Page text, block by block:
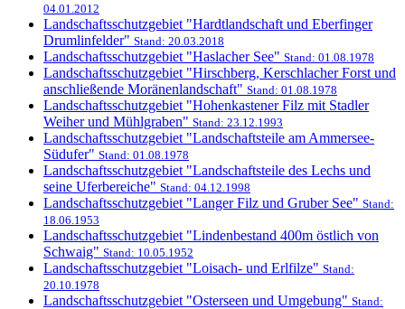
04.01.2012
Landschaftsschutzgebiet "Hardtlandschaft und Eberfinger
Drumlinfelder" Stand: 20.03.2018
Landschaftsschutzgebiet "Haslacher See" Stand: 01.08.1978
Landschaftsschutzgebiet "Hirschberg, Kerschlacher Forst und
anschließende Moränenlandschaft" Stand: 01.08.1978
Landschaftsschutzgebiet "Hohenkastener Filz mit Stadler
Weiher und Mühlgraben" Stand: 23.12.1993
Landschaftsschutzgebiet "Landschaftsteile am Ammersee-
Südufer" Stand: 01.08.1978
Landschaftsschutzgebiet "Landschaftsteile des Lechs und
seine Uferbereiche" Stand: 04.12.1998
Landschaftsschutzgebiet "Langer Filz und Gruber See" Stand:
18.06.1953
Landschaftsschutzgebiet "Lindenbestand 400m östlich von
Schwaig" Stand: 10.05.1952
Landschaftsschutzgebiet "Loisach- und Erlfilze" Stand:
20.10.1978
Landschaftsschutzgebiet "Osterseen und Umgebung" Stand: